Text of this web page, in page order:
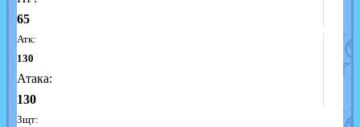
65
Атк:
130
Атака:
130
Зщт: